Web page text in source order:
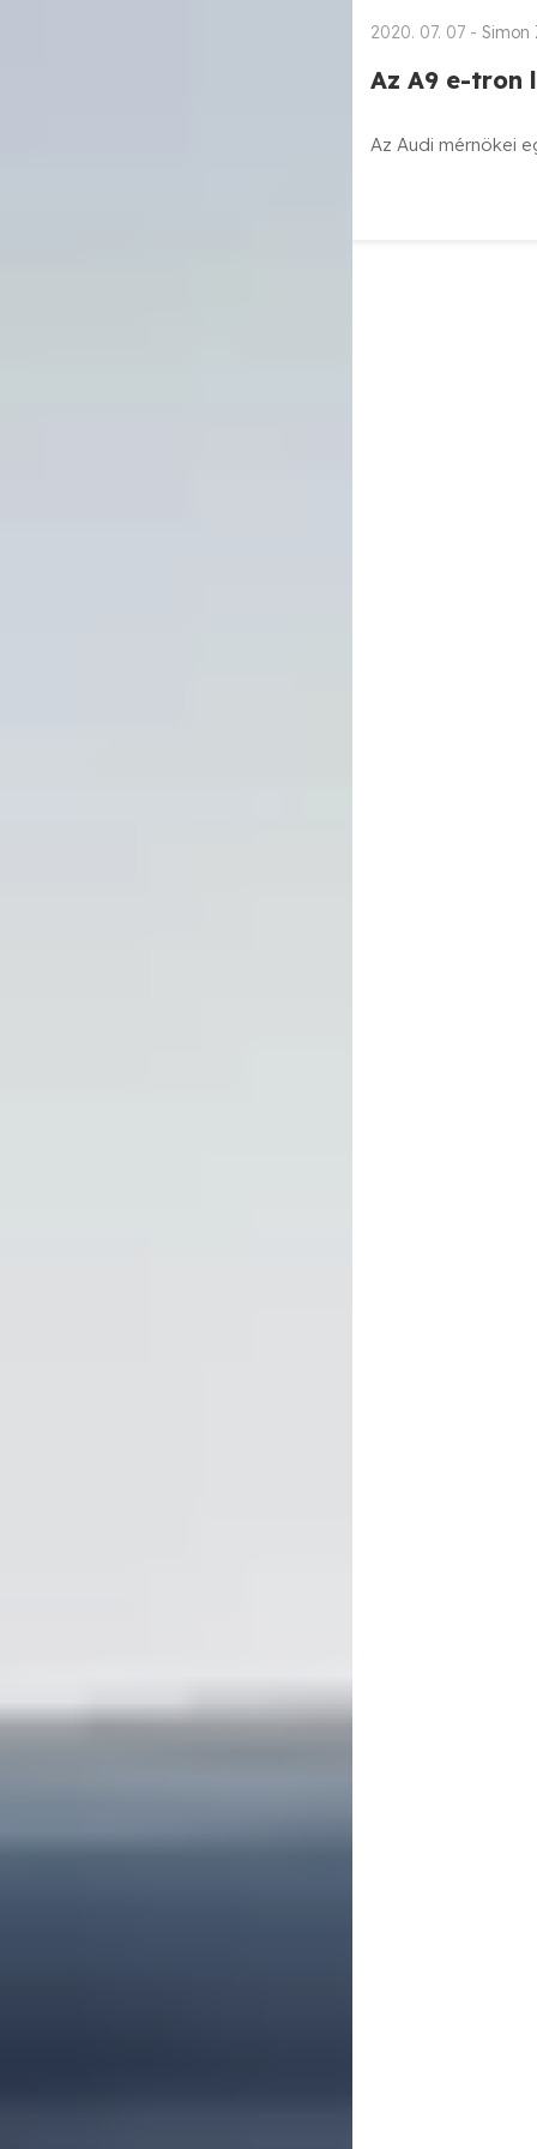
2020. 07. 07 - Simon
Az A9 e-tron
Az Audi mérnökei